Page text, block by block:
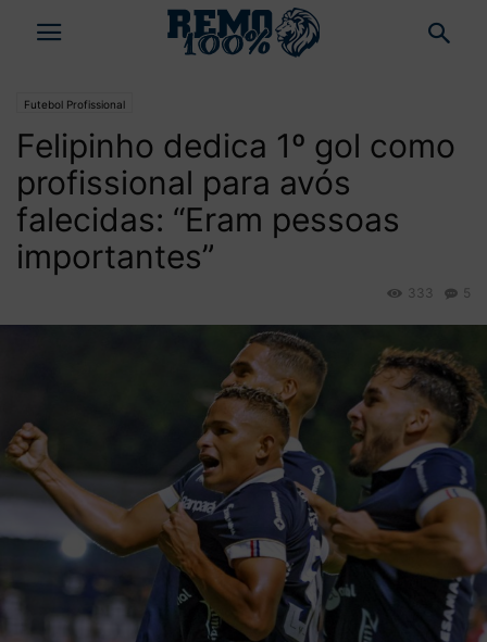
Futebol Profissional
Felipinho dedica 1º gol como
profissional para avós
falecidas: “Eram pessoas
importantes”
5
333